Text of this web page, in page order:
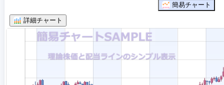
簡易チャート
詳細チャート